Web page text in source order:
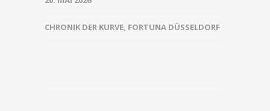
CHRONIK DER KURVE, FORTUNA DÜSSELDORF